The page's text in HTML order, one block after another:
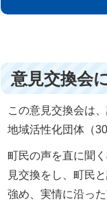
意見交換会
この意見交換会は
地域活性化団体（
町民の声を直に聞
見交換をし、町民
強め、実情に沿っ